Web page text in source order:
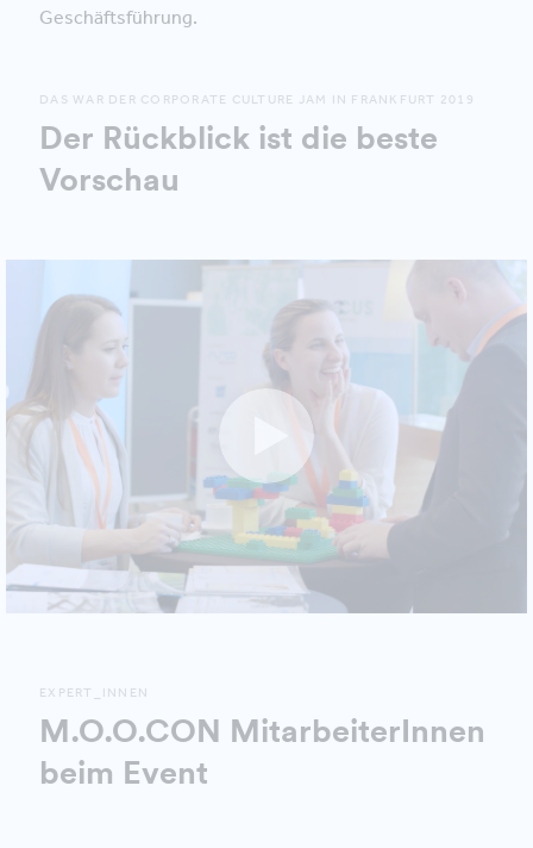
Geschäftsführung.
DAS WAR DER CORPORATE CULTURE JAM IN FRANKFURT 2019
Der Rückblick ist die beste
Vorschau
EXPERT_INNEN
M.O.O.CON MitarbeiterInnen
beim Event